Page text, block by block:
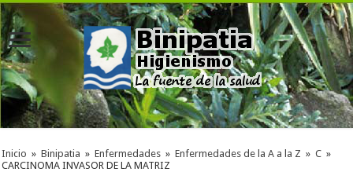
Inicio » Binipatia » Enfermedades » Enfermedades de la A a la Z » C »
CARCINOMA INVASOR DE LA MATRIZ